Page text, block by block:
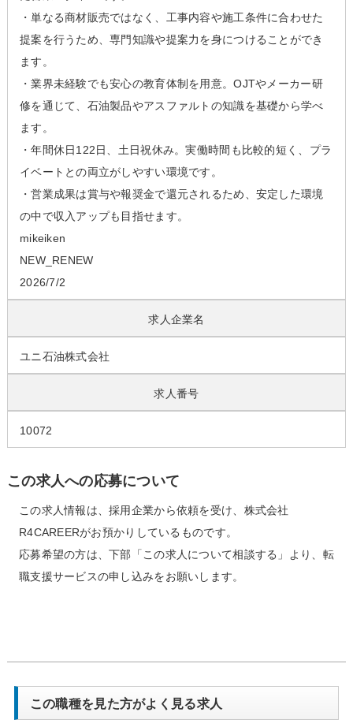
・単なる商材販売ではなく、工事内容や施工条件に合わせた
提案を行うため、専門知識や提案力を身につけることができ
ます。
・業界未経験でも安心の教育体制を用意。OJTやメーカー研
修を通じて、石油製品やアスファルトの知識を基礎から学べ
ます。
・年間休日122日、土日祝休み。実働時間も比較的短く、プラ
イベートとの両立がしやすい環境です。
・営業成果は賞与や報奨金で還元されるため、安定した環境
の中で収入アップも目指せます。
mikeiken
NEW_RENEW
2026/7/2
求人企業名
ユニ石油株式会社
求人番号
10072
この求人への応募について
この求人情報は、採用企業から依頼を受け、株式会社
R4CAREERがお預かりしているものです。
応募希望の方は、下部「この求人について相談する」より、転
職支援サービスの申し込みをお願いします。
この職種を見た方がよく見る求人